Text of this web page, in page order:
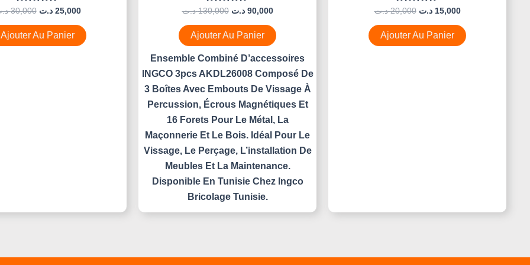
Note
Sur
5
30,000 25,000 د.ت
Ajouter Au Panier
Note
Sur
5
130,000 د.ت 90,000 د.ت
Ajouter Au Panier
Ensemble Combiné D’accessoires
INGCO 3pcs AKDL26008 Composé De
3 Boîtes Avec Embouts De Vissage À
Percussion, Écrous Magnétiques Et
16 Forets Pour Le Métal, La
Maçonnerie Et Le Bois. Idéal Pour Le
Vissage, Le Perçage, L’installation De
Meubles Et La Maintenance.
Disponible En Tunisie Chez Ingco
Bricolage Tunisie.
Note
Sur
5
20,000 د.ت 15,000 د.ت
Ajouter Au Panier